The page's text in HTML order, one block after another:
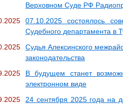
Верховном Суде РФ
07.10.2025 состоялось
Судебного департамента в
Судья Алексинского
законодательства
В будущем станет
электронном виде
24 сентября 2025 года на